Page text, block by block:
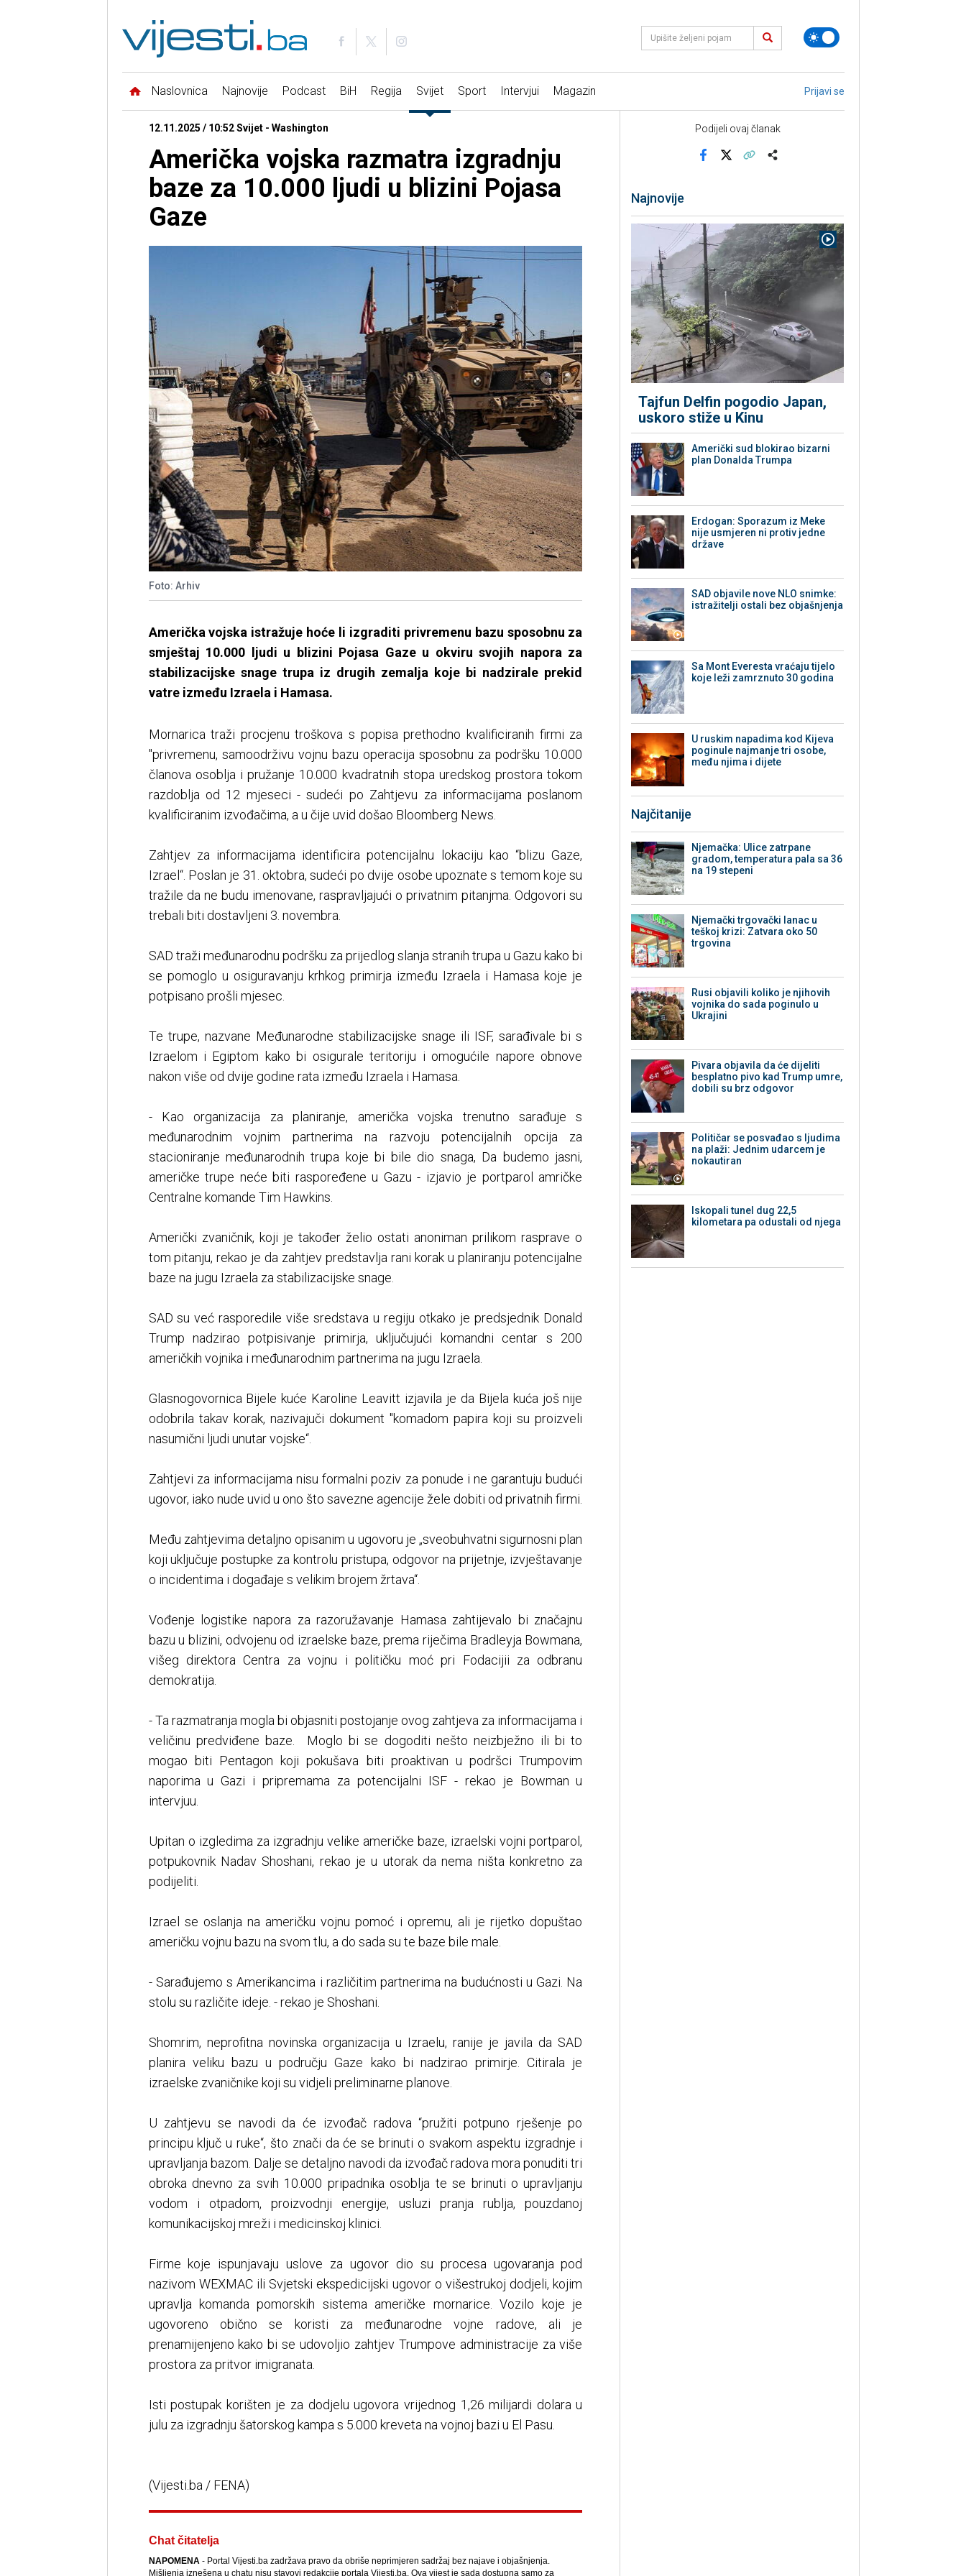
Naslovnica Najnovije Podcast BiH Regija Svijet Sport Intervjui Magazin Prijavi se
12.11.2025 / 10:52 Svijet - Washington
Američka vojska razmatra izgradnju
baze za 10.000 ljudi u blizini Pojasa
Gaze
Foto: Arhiv
Američka vojska istražuje hoće li izgraditi privremenu bazu sposobnu za
smještaj 10.000 ljudi u blizini Pojasa Gaze u okviru svojih napora za
stabilizacijske snage trupa iz drugih zemalja koje bi nadzirale prekid
vatre između Izraela i Hamasa.
Mornarica traži procjenu troškova s ​​popisa prethodno kvalificiranih firmi za
"privremenu, samoodrživu vojnu bazu operacija sposobnu za podršku 10.000
članova osoblja i pružanje 10.000 kvadratnih stopa uredskog prostora tokom
razdoblja od 12 mjeseci - sudeći po Zahtjevu za informacijama poslanom
kvalificiranim izvođačima, a u čije uvid došao Bloomberg News.
Zahtjev za informacijama identificira potencijalnu lokaciju kao “blizu Gaze,
Izrael“. Poslan je 31. oktobra, sudeći po dvije osobe upoznate s temom koje su
tražile da ne budu imenovane, raspravljajući o privatnim pitanjma. Odgovori su
trebali biti dostavljeni 3. novembra.
SAD traži međunarodnu podršku za prijedlog slanja stranih trupa u Gazu kako bi
se pomoglo u osiguravanju krhkog primirja između Izraela i Hamasa koje je
potpisano prošli mjesec.
Te trupe, nazvane Međunarodne stabilizacijske snage ili ISF, sarađivale bi s
Izraelom i Egiptom kako bi osigurale teritoriju i omogućile napore obnove
nakon više od dvije godine rata između Izraela i Hamasa.
- Kao organizacija za planiranje, američka vojska trenutno sarađuje s
međunarodnim vojnim partnerima na razvoju potencijalnih opcija za
stacioniranje međunarodnih trupa koje bi bile dio snaga, Da budemo jasni,
američke trupe neće biti raspoređene u Gazu - izjavio je portparol amričke
Centralne komande Tim Hawkins.
Američki zvaničnik, koji je također želio ostati anoniman prilikom rasprave o
tom pitanju, rekao je da zahtjev predstavlja rani korak u planiranju potencijalne
baze na jugu Izraela za stabilizacijske snage.
SAD su već rasporedile više sredstava u regiju otkako je predsjednik Donald
Trump nadzirao potpisivanje primirja, uključujući komandni centar s 200
američkih vojnika i međunarodnim partnerima na jugu Izraela.
Glasnogovornica Bijele kuće Karoline Leavitt izjavila je da Bijela kuća još nije
odobrila takav korak, nazivajuči dokument "komadom papira koji su proizveli
nasumični ljudi unutar vojske“.
Zahtjevi za informacijama nisu formalni poziv za ponude i ne garantuju budući
ugovor, iako nude uvid u ono što savezne agencije žele dobiti od privatnih firmi.
Među zahtjevima detaljno opisanim u ugovoru je „sveobuhvatni sigurnosni plan
koji uključuje postupke za kontrolu pristupa, odgovor na prijetnje, izvještavanje
o incidentima i događaje s velikim brojem žrtava“.
Vođenje logistike napora za razoružavanje Hamasa zahtijevalo bi značajnu
bazu u blizini, odvojenu od izraelske baze, prema riječima Bradleyja Bowmana,
višeg direktora Centra za vojnu i političku moć pri Fodacijii za odbranu
demokratija.
- Ta razmatranja mogla bi objasniti postojanje ovog zahtjeva za informacijama i
veličinu predviđene baze. Moglo bi se dogoditi nešto neizbježno ili bi to
mogao biti Pentagon koji pokušava biti proaktivan u podršci Trumpovim
naporima u Gazi i pripremama za potencijalni ISF - rekao je Bowman u
intervjuu.
Upitan o izgledima za izgradnju velike američke baze, izraelski vojni portparol,
potpukovnik Nadav Shoshani, rekao je u utorak da nema ništa konkretno za
podijeliti.
Izrael se oslanja na američku vojnu pomoć i opremu, ali je rijetko dopuštao
američku vojnu bazu na svom tlu, a do sada su te baze bile male.
- Sarađujemo s Amerikancima i različitim partnerima na budućnosti u Gazi. Na
stolu su različite ideje. - rekao je Shoshani.
Shomrim, neprofitna novinska organizacija u Izraelu, ranije je javila da SAD
planira veliku bazu u području Gaze kako bi nadzirao primirje. Citirala je
izraelske zvaničnike koji su vidjeli preliminarne planove.
U zahtjevu se navodi da će izvođač radova “pružiti potpuno rješenje po
principu ključ u ruke“, što znači da će se brinuti o svakom aspektu izgradnje i
upravljanja bazom. Dalje se detaljno navodi da izvođač radova mora ponuditi tri
obroka dnevno za svih 10.000 pripadnika osoblja te se brinuti o upravljanju
vodom i otpadom, proizvodnji energije, usluzi pranja rublja, pouzdanoj
komunikacijskoj mreži i medicinskoj klinici.
Firme koje ispunjavaju uslove za ugovor dio su procesa ugovaranja pod
nazivom WEXMAC ili Svjetski ekspedicijski ugovor o višestrukoj dodjeli, kojim
upravlja komanda pomorskih sistema američke mornarice. Vozilo koje je
ugovoreno obično se koristi za međunarodne vojne radove, ali je
prenamijenjeno kako bi se udovoljio zahtjev Trumpove administracije za više
prostora za pritvor imigranata.
Isti postupak korišten je za dodjelu ugovora vrijednog 1,26 milijardi dolara u
julu za izgradnju šatorskog kampa s 5.000 kreveta na vojnoj bazi u El Pasu.
(Vijesti.ba / FENA)
Chat čitatelja
NAPOMENA- Portal Vijesti.ba zadržava pravo da obriše neprimjeren sadržaj bez najave i objašnjenja.
Mišljenja iznešena u chatu nisu stavovi redakcije portala Vijesti.ba. Ova vijest je sada dostupna samo za
Podijeli ovaj članak
Najnovije
Tajfun Delfin pogodio Japan,
uskoro stiže u Kinu
Američki sud blokirao bizarni
plan Donalda Trumpa
Erdogan: Sporazum iz Meke
nije usmjeren ni protiv jedne
države
SAD objavile nove NLO snimke:
istražitelji ostali bez objašnjenja
Sa Mont Everesta vraćaju tijelo
koje leži zamrznuto 30 godina
U ruskim napadima kod Kijeva
poginule najmanje tri osobe,
među njima i dijete
Najčitanije
Njemačka: Ulice zatrpane
gradom, temperatura pala sa 36
na 19 stepeni
Njemački trgovački lanac u
teškoj krizi: Zatvara oko 50
trgovina
Rusi objavili koliko je njihovih
vojnika do sada poginulo u
Ukrajini
Pivara objavila da će dijeliti
besplatno pivo kad Trump umre,
dobili su brz odgovor
Političar se posvađao s ljudima
na plaži: Jednim udarcem je
nokautiran
Iskopali tunel dug 22,5
kilometara pa odustali od njega